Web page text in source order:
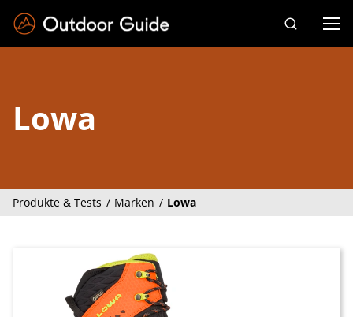
Lowa
Produkte & Tests Marken Lowa